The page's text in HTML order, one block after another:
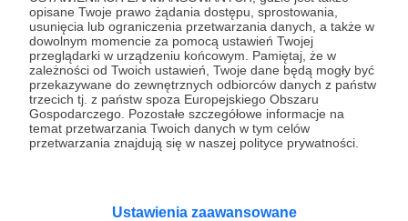
opisane Twoje prawo żądania dostępu, sprostowania,
usunięcia lub ograniczenia przetwarzania danych, a także w
dowolnym momencie za pomocą ustawień Twojej
przeglądarki w urządzeniu końcowym. Pamiętaj, że w
zależności od Twoich ustawień, Twoje dane będą mogły być
przekazywane do zewnętrznych odbiorców danych z państw
trzecich tj. z państw spoza Europejskiego Obszaru
Gospodarczego. Pozostałe szczegółowe informacje na
temat przetwarzania Twoich danych w tym celów
przetwarzania znajdują się w naszej polityce prywatności.
Ustawienia zaawansowane
Promowani autorzy
Marcin Majewski
1306 patronów
Czy wiedza o Biblii i starożytnych tekstach